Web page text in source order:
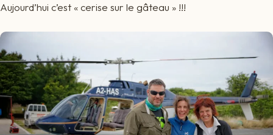
Aujourd’hui c’est « cerise sur le gâteau » !!!